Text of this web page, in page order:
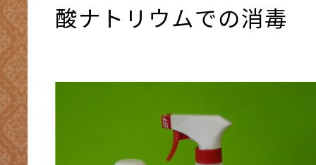
酸ナトリウムでの消毒